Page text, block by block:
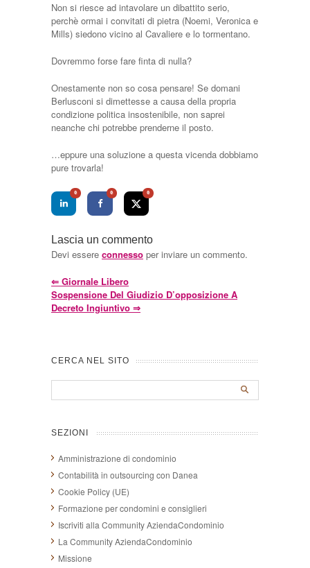
Non si riesce ad intavolare un dibattito serio,
perchè ormai i convitati di pietra (Noemi, Veronica e
Mills) siedono vicino al Cavaliere e lo tormentano.
Dovremmo forse fare finta di nulla?
Onestamente non so cosa pensare! Se domani
Berlusconi si dimettesse a causa della propria
condizione politica insostenibile, non saprei
neanche chi potrebbe prenderne il posto.
…eppure una soluzione a questa vicenda dobbiamo
pure trovarla!
0 0 0
Lascia un commento
Devi essere connesso per inviare un commento.
⇐ Giornale Libero
Sospensione Del Giudizio D’opposizione A
Decreto Ingiuntivo ⇒
CERCA NEL SITO
SEZIONI
Amministrazione di condominio
Contabilità in outsourcing con Danea
Cookie Policy (UE)
Formazione per condomini e consiglieri
Iscriviti alla Community AziendaCondominio
La Community AziendaCondominio
Missione